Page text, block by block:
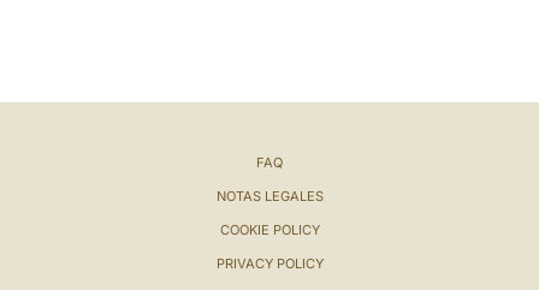
FAQ
NOTAS LEGALES
COOKIE POLICY
PRIVACY POLICY